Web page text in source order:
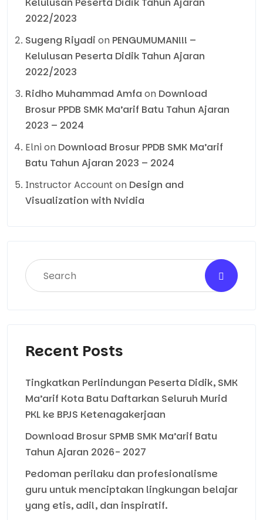
2022/2023
Sugeng Riyadi on PENGUMUMAN!!! –
Kelulusan Peserta Didik Tahun Ajaran
2022/2023
Ridho Muhammad Amfa on Download
Brosur PPDB SMK Ma’arif Batu Tahun Ajaran
2023 – 2024
Elnion Download Brosur PPDB SMK Ma’arif
Batu Tahun Ajaran 2023 – 2024
Instructor Accounton Design and
Visualization with Nvidia
Recent Posts
Tingkatkan Perlindungan Peserta Didik, SMK
Ma’arif Kota Batu Daftarkan Seluruh Murid
PKL ke BPJS Ketenagakerjaan
Download Brosur SPMB SMK Ma’arif Batu
Tahun Ajaran 2026- 2027
Pedoman perilaku dan profesionalisme
guru untuk menciptakan lingkungan belajar
yang etis, adil, dan inspiratif.